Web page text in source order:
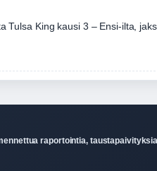
Tulsa King kausi 3 – Ensi-ilta,
raportointia,